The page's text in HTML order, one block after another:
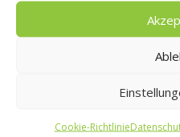
Cookie-Richtlinie